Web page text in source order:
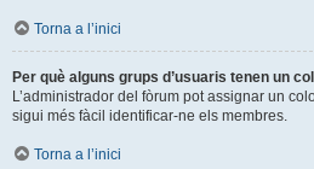
Torna a l’inici
Per què alguns grups d’usuaris tenen un
L’administrador del fòrum pot assignar un
sigui més fàcil identificar-ne els membres.
Torna a l’inici